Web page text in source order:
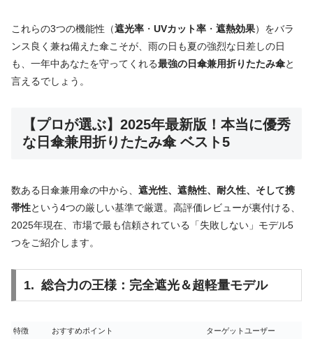
これらの3つの機能性（遮光率 ・ UVカット率 ・ 遮熱効果）をバラ
ンス良く兼ね備えた傘こそが、雨の日も夏の強烈な日差しの日
も、一年中あなたを守ってくれる最強の日傘兼用折りたたみ傘と
言えるでしょう。
【プロが選ぶ】2025年最新版！本当に優秀
な日傘兼用折りたたみ傘 ベスト5
数ある日傘兼用傘の中から、 遮光性、遮熱性、耐久性、そして携
帯性という4つの厳しい基準で厳選。高評価レビューが裏付ける、
2025年現在、市場で最も信頼されている「失敗しない」モデル5
つをご紹介します。
1. 総合力の王様：完全遮光＆超軽量モデル
特徴 おすすめポイント ターゲットユーザー